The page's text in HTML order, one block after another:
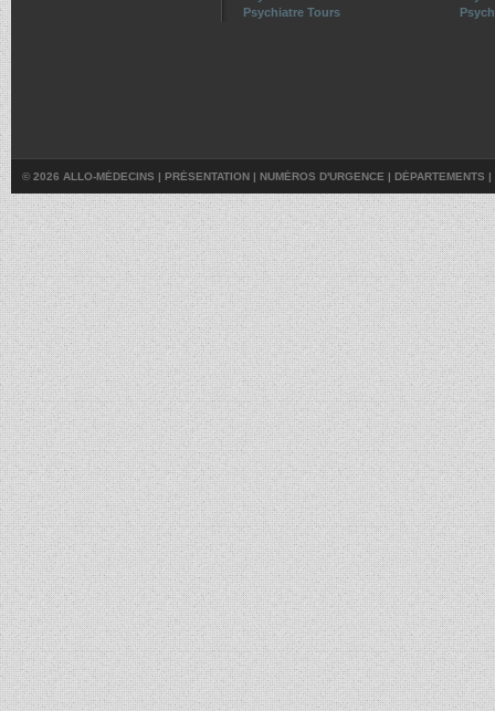
Psychiatre Tours
© 2026 ALLO-MÉDECINS | PRÉSENTATION | NUMÉROS D'URGENCE | DÉPARTEMENTS |